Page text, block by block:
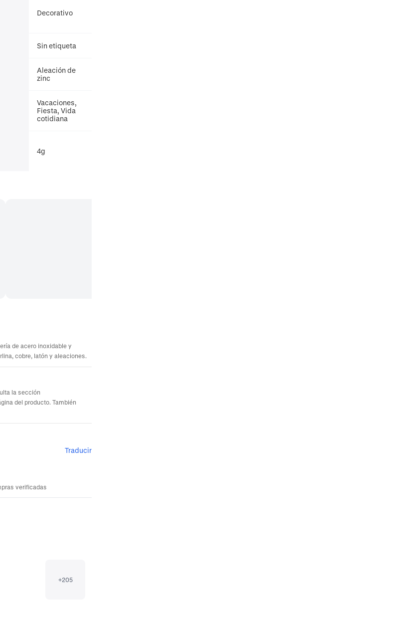
Decorativo
Sin etiqueta
Aleación de
zinc
Vacaciones,
Fiesta, Vida
cotidiana
4g
de acero inoxidable y
cobre, latón y aleaciones.
la sección
del producto. También
Traducir
verificadas
+205